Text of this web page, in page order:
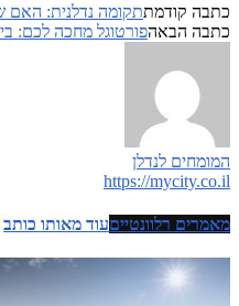
כתבה קודמתתקומה נדלנית: האם
כתבה הבאהפורטוגל מחכה לכם:
המומחים לנדלן
https://mycity.co.il
מאמרים רלוונטייםעוד מאותו כותב